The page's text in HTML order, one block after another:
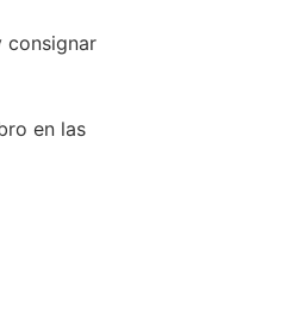
consignar
en las